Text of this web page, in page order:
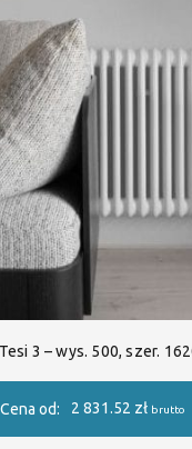
3 – wys. 500, szer.
Cena od: 2 831.52 zł brutto